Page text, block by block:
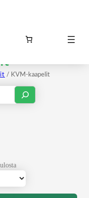
/ KVM-kaapelit